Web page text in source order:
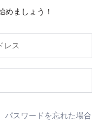
めましょう！
パスワードを忘れた場合